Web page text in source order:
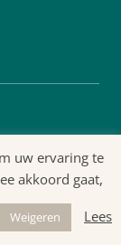
uw ervaring te
akkoord gaat,
Weigeren Lees